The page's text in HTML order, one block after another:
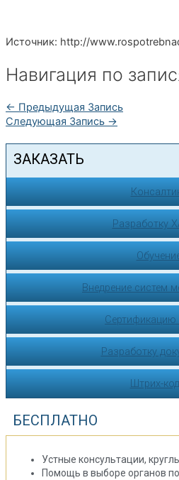
Источник: http://
Навигация по
← Предыдущая Запись
Следующая Запись →
ЗАКАЗАТЬ
Разработку
Внедрение систем
Сертификацию
Разработку
Штрих-
БЕСПЛАТНО
Устные консультации,
Помощь в выборе органов